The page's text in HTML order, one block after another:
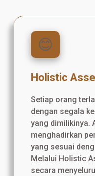
😊
Holistic
Setiap orang
dengan segala
yang dimilikinya.
menghadirkan
yang sesuai
Melalui Holistic
secara